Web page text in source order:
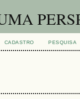
CADASTRO PESQUISA